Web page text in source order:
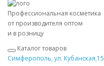
Профессиональная косметика
от производителя оптом
и в розницу
Каталог товаров
Симферополь, ул. Кубанская,15